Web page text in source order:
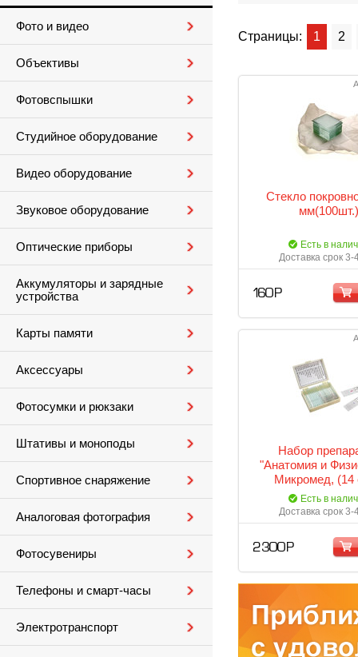
Фото и видео
Объективы
Фотовспышки
Студийное оборудование
Видео оборудование
Звуковое оборудование
Оптические приборы
Аккумуляторы и зарядные
устройства
Карты памяти
Аксессуары
Фотосумки и рюкзаки
Штативы и моноподы
Спортивное снаряжение
Аналоговая фотография
Фотосувениры
Телефоны и смарт-часы
Электротранспорт
Страницы: 1 2
Стекло
мм(100шт.)
Есть в
Доставка срок 3-
160 Р
Набор
"Анатомия и
Микромед, (14
Есть в
Доставка срок 3-
2 300 Р